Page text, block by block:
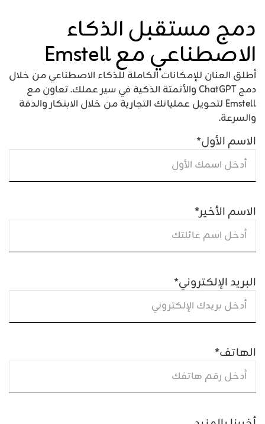
دمج مستقبل الذكاء
الاصطناعي مع Emstell
أطلق العنان للإمكانات الكاملة للذكاء الاصطناعي من خلال
دمج ChatGPT والأتمتة الذكية في سير عملك. تعاون مع
Emstell لتحويل عملياتك التجارية من خلال الابتكار والدقة
والسرعة.
الاسم الأول*
الاسم الأخير*
البريد الإلكتروني*
الهاتف*